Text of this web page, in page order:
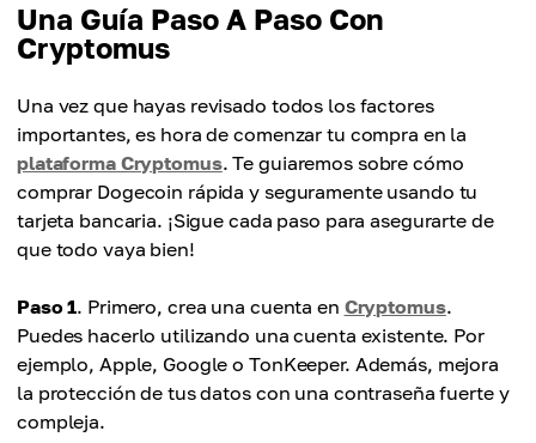
Una Guía Paso A Paso Con
Cryptomus
Una vez que hayas revisado todos los factores
importantes, es hora de comenzar tu compra en la
plataforma Cryptomus. Te guiaremos sobre cómo
comprar Dogecoin rápida y seguramente usando tu
tarjeta bancaria. ¡Sigue cada paso para asegurarte de
que todo vaya bien!
Paso 1. Primero, crea una cuenta en Cryptomus.
Puedes hacerlo utilizando una cuenta existente. Por
ejemplo, Apple, Google o TonKeeper. Además, mejora
la protección de tus datos con una contraseña fuerte y
compleja.